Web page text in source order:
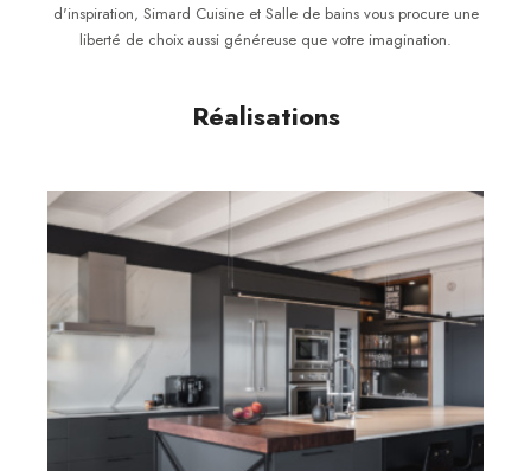
d'inspiration, Simard Cuisine et Salle de bains vous procure une
liberté de choix aussi généreuse que votre imagination.
Réalisations